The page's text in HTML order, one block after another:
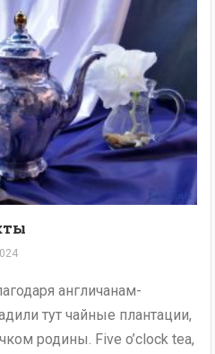
англичанам-
тут чайные плантации,
родины. Five o’clock tea,